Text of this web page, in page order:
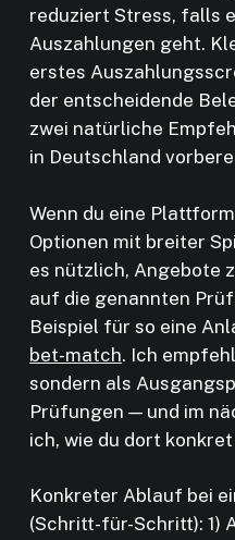
reduziert Stress, falls
Auszahlungen geht.
erstes
der entscheidende
zwei natürliche
in Deutschland
Wenn du eine
Optionen mit breiter
es nützlich, Angebote
auf die genannten
Beispiel für so eine
bet-match. Ich
sondern als
Prüfungen — und im
ich, wie du dort
Konkreter Ablauf bei
(Schritt-für-Schritt): 1)